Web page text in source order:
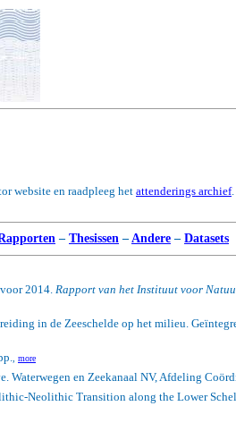
website en raadpleeg het attenderings archief
– Thesissen – Andere – Datasets
2014. Rapport van het Instituut voor
in de Zeeschelde op het milieu.
more
Waterwegen en Zeekanaal NV, Afdeling
Neolithic Transition along the Lower